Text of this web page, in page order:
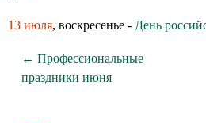
13 июля, воскресенье - День
← Профессиональные
праздники июня